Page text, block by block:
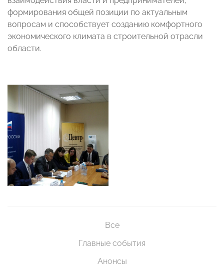
формирования общей позиции по актуальным
вопросам и способствует созданию комфортного
экономического климата в строительной отрасли
области.
Все
Главные события
Анонсы